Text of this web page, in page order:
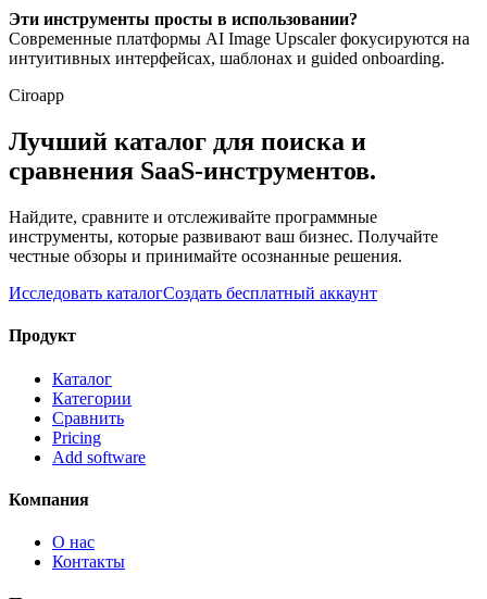
Эти инструменты просты в использовании?
Современные платформы AI Image Upscaler фокусируются на
интуитивных интерфейсах, шаблонах и guided onboarding.
Ciroapp
Лучший каталог для поиска и
сравнения SaaS-инструментов.
Найдите, сравните и отслеживайте программные
инструменты, которые развивают ваш бизнес. Получайте
честные обзоры и принимайте осознанные решения.
Исследовать каталогСоздать бесплатный аккаунт
Продукт
Каталог
Категории
Сравнить
Pricing
Add software
Компания
О нас
Контакты